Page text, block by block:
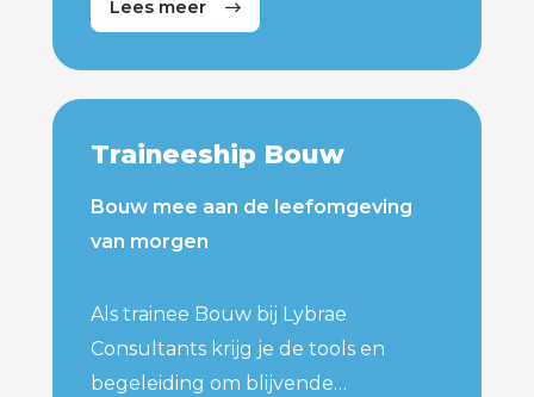
Consultants kun je kiezen voor een
toekomst als vergunningverlener of
toezichthouder milieu en/of energie.
Lees meer
Traineeship Bouw
Bouw mee aan de leefomgeving
van morgen
Als trainee Bouw bij Lybrae
Consultants krijg je de tools en
begeleiding om blijvende